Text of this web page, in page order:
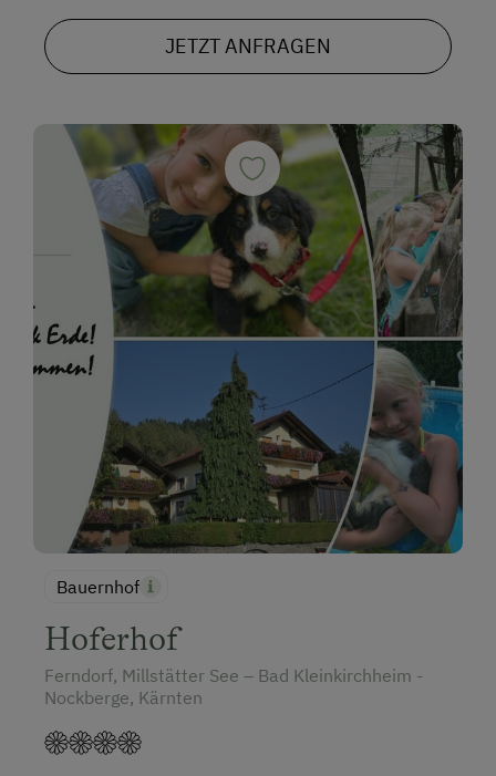
JETZT ANFRAGEN
Bauernhof
Hoferhof
Ferndorf, Millstätter See – Bad Kleinkirchheim -
Nockberge, Kärnten